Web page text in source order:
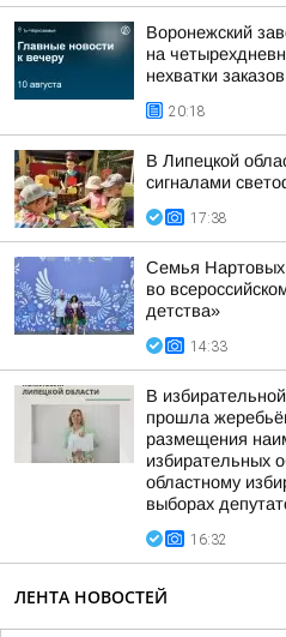
Воронежский
на
нехватки заказов
20:18
В Липецкой
сигналами
17:38
Семья Нартовых
во
детства»
14:33
В
прошла
размещения
избирательных
областному
выборах
16:32
ЛЕНТА НОВОСТЕЙ